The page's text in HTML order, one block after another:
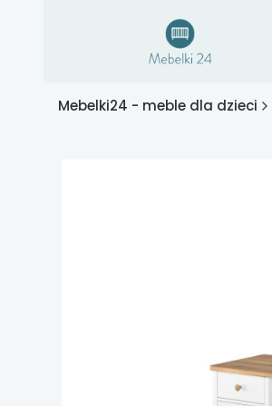
Mebelki24 - meble dla dzieci